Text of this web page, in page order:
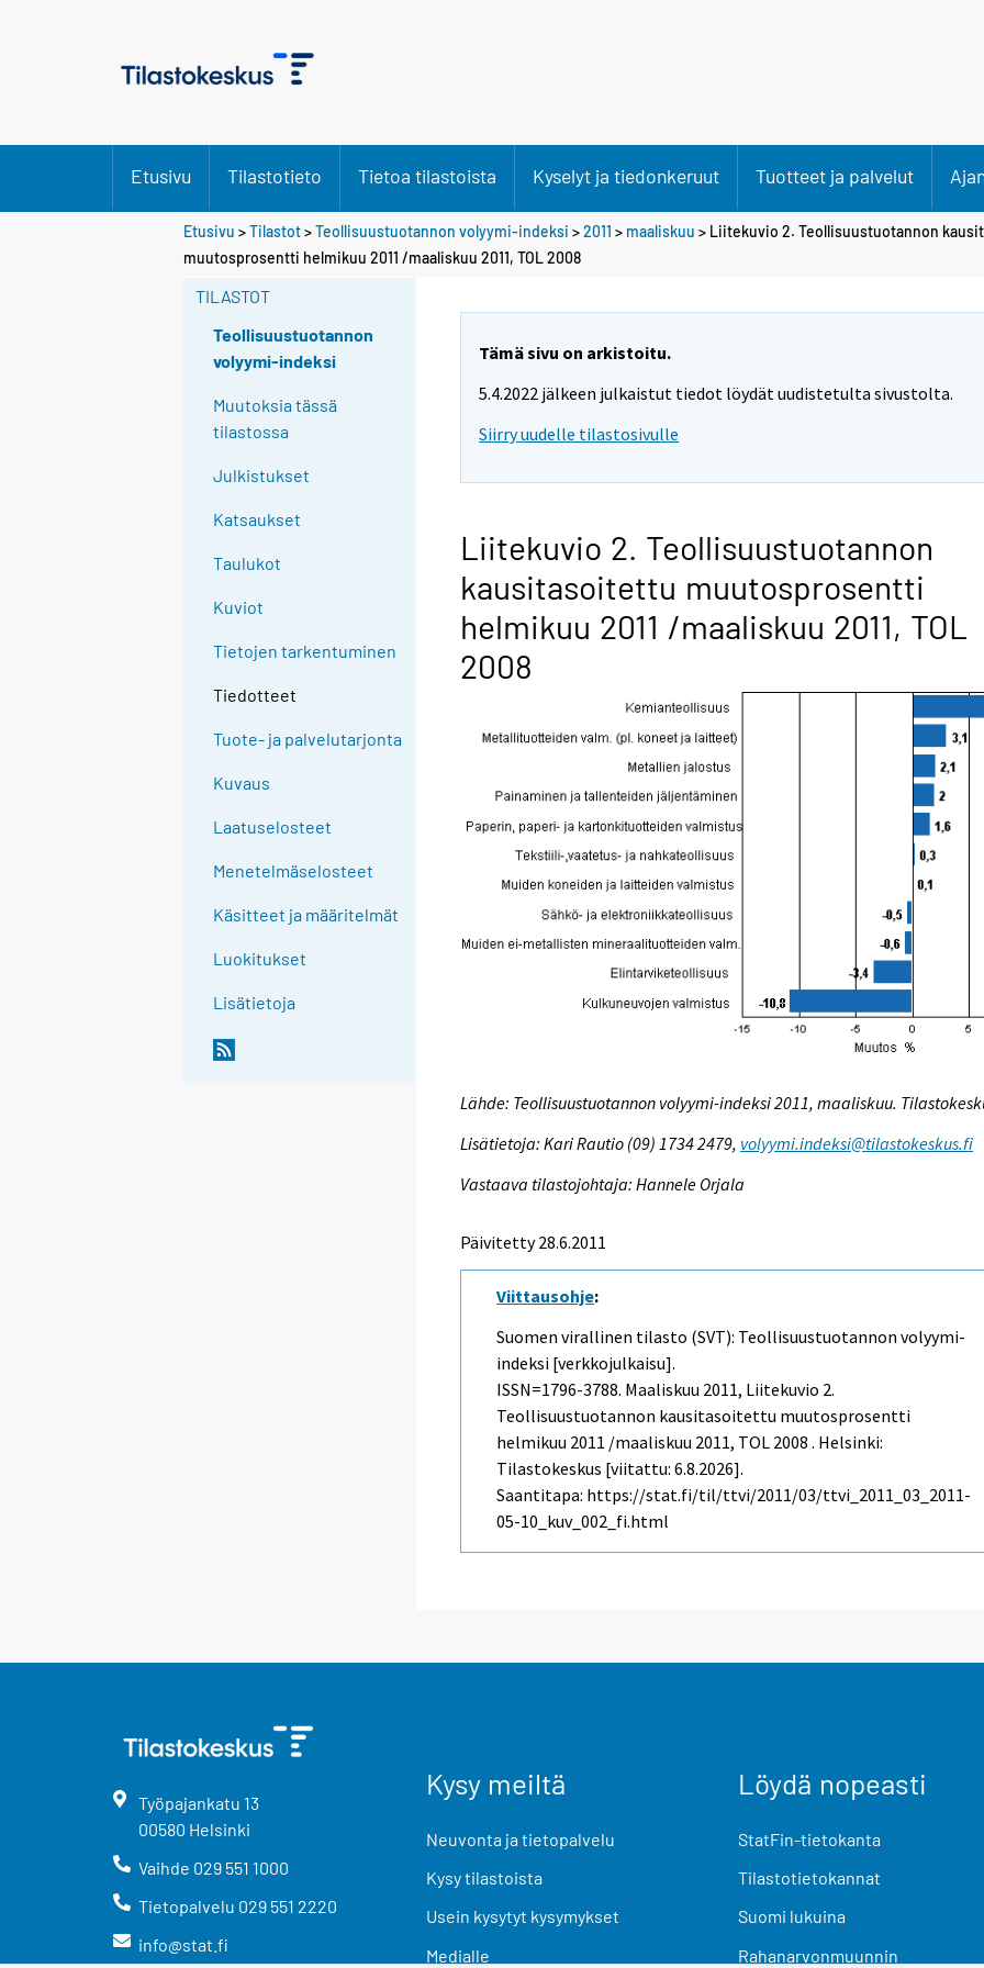
Etusivu Tilastotieto Tietoa tilastoista Kyselyt ja tiedonkeruut Tuotteet ja palvelut
Etusivu >Tilastot>Teollisuustuotannon volyymi-indeksi >2011 > maaliskuu > Liitekuvio 2. Teollisuustuotannon
muutosprosentti helmikuu 2011 /maaliskuu 2011, TOL 2008
TILASTOT
Teollisuustuotannon
volyymi-indeksi
Muutoksia tässä
tilastossa
Julkistukset
Katsaukset
Taulukot
Kuviot
Tietojen tarkentuminen
Tiedotteet
Tuote- ja palvelutarjonta
Kuvaus
Laatuselosteet
Menetelmäselosteet
Käsitteet ja määritelmät
Luokitukset
Lisätietoja
Tämä sivu on arkistoitu.
5.4.2022 jälkeen julkaistut tiedot löydät uudistetulta sivustolta.
Siirry uudelle tilastosivulle
Liitekuvio 2. Teollisuustuotannon
kausitasoitettu muutosprosentti
helmikuu 2011 /maaliskuu 2011, TOL
2008
Lähde: Teollisuustuotannon volyymi-indeksi 2011, maaliskuu.
Lisätietoja: Kari Rautio (09) 1734 2479, volyymi.indeksi@tilastokeskus.fi
Vastaava tilastojohtaja: Hannele Orjala
Päivitetty 28.6.2011
Viittausohje:
Suomen virallinen tilasto (SVT): Teollisuustuotannon volyymi-
indeksi [verkkojulkaisu].
ISSN=1796-3788. Maaliskuu 2011, Liitekuvio 2.
Teollisuustuotannon kausitasoitettu muutosprosentti
helmikuu 2011 /maaliskuu 2011, TOL 2008 . Helsinki:
Tilastokeskus [viitattu: 6.8.2026].
Saantitapa: https://stat.fi/til/ttvi/2011/03/ttvi_2011_03_2011-
05-10_kuv_002_fi.html
Työpajankatu 13
00580 Helsinki
Vaihde 029 551 1000
Tietopalvelu 029 551 2220
info@stat.fi
Kysy meiltä
Neuvonta ja tietopalvelu
Kysy tilastoista
Usein kysytyt kysymykset
Medialle
Löydä nopeasti
StatFin-tietokanta
Tilastotietokannat
Suomi lukuina
Rahanarvonmuunnin